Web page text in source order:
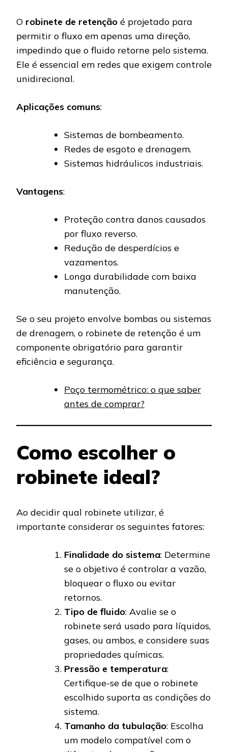
O robinete de retenção é projetado para
permitir o fluxo em apenas uma direção,
impedindo que o fluido retorne pelo sistema.
Ele é essencial em redes que exigem controle
unidirecional.
Aplicações comuns:
Sistemas de bombeamento.
Redes de esgoto e drenagem.
Sistemas hidráulicos industriais.
Vantagens:
Proteção contra danos causados
por fluxo reverso.
Redução de desperdícios e
vazamentos.
Longa durabilidade com baixa
manutenção.
Se o seu projeto envolve bombas ou sistemas
de drenagem, o robinete de retenção é um
componente obrigatório para garantir
eficiência e segurança.
Poço termométrico: o que saber
antes de comprar?
Como escolher o
robinete ideal?
Ao decidir qual robinete utilizar, é
importante considerar os seguintes fatores:
Finalidade do sistema: Determine
se o objetivo é controlar a vazão,
bloquear o fluxo ou evitar
retornos.
Tipo de fluido: Avalie se o
robinete será usado para líquidos,
gases, ou ambos, e considere suas
propriedades químicas.
Pressão e temperatura:
Certifique-se de que o robinete
escolhido suporta as condições do
sistema.
Tamanho da tubulação: Escolha
um modelo compatível com o